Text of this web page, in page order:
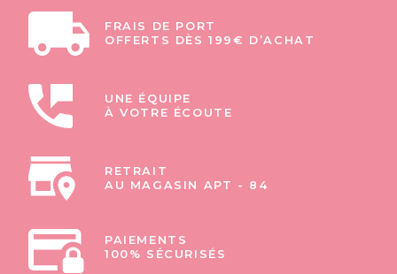
FRAIS DE PORT
OFFERTS DÈS 199€ D’ACHAT
UNE ÉQUIPE
À VOTRE ÉCOUTE
RETRAIT
AU MAGASIN APT - 84
PAIEMENTS
100% SÉCURISÉS